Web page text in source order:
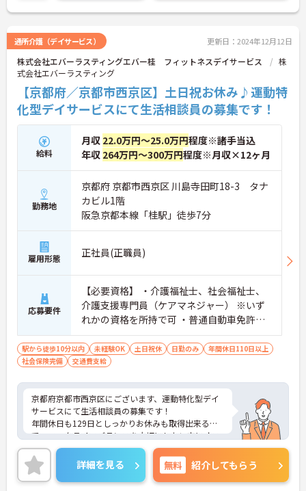
通所介護（デイサービス） 更新日：2024年12月12日
株式会社エバーラスティングエバー桂 フィットネスデイサービス
株
式会社エバーラスティング
【京都府／京都市西京区】土日祝お休み♪運動特
化型デイサービスにて生活相談員の募集です！
給料
月収 22.0万円～25.0万円程度※諸手当込
年収 264万円～300万円程度※月収×12ヶ月
勤務地
京都府 京都市西京区 川島寺田町18-3 タナ
カビル1階
阪急京都本線「桂駅」徒歩7分
雇用形態 正社員(正職員)
応募要件
【必要資格】 ・介護福祉士、社会福祉士、
介護支援専門員（ケアマネジャー） ※いず
れかの資格を所持で可 ・普通自動車免許（A
T限定可） 【必要経験】 ・車の運転可能な
方 ・生活相談員の経験者優遇、介護福祉士
優遇（あれば尚可）
駅から徒歩10分以内 未経験OK 土日祝休 日勤のみ
年間休日110日以上
社会保険完備
交通費支給
京都府京都市西京区にございます、運動特化型デイ
サービスにて生活相談員の募集です！
年間休日も129日としっかりお休みも取得出来るの
で、ワークライフバランスを大切にしたい方にオス
スメです◎
ご興味のある方は、マイナビ介護までお問い合わせ
ください。
詳細を見る 無料 紹介してもらう